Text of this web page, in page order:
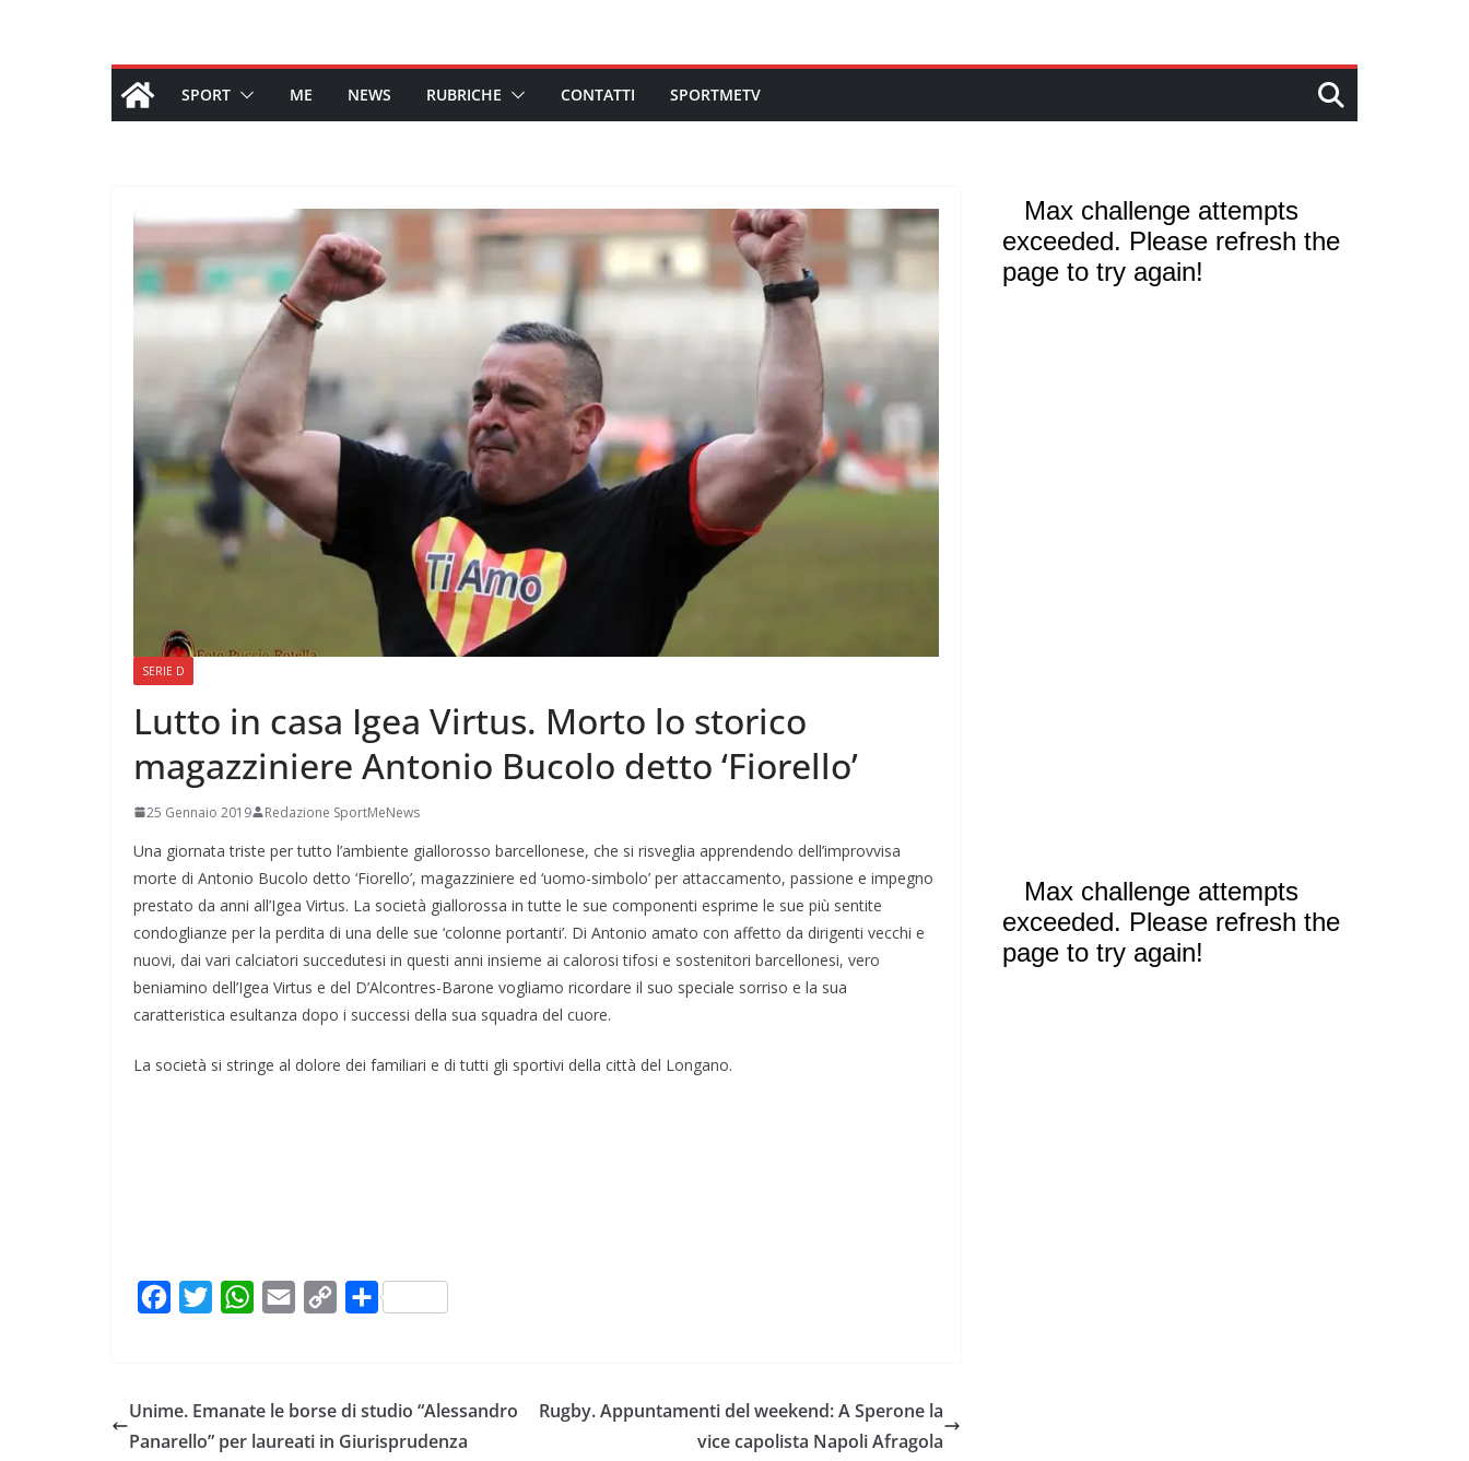
SPORT ME NEWS RUBRICHE CONTATTI SPORTMETV
SERIE D
Lutto in casa Igea Virtus. Morto lo storico
magazziniere Antonio Bucolo detto ‘Fiorello’
25 Gennaio 2019 Redazione SportMeNews
Una giornata triste per tutto l’ambiente giallorosso barcellonese, che si risveglia apprendendo dell’improvvisa
morte di Antonio Bucolo detto ‘Fiorello’, magazziniere ed ‘uomo-simbolo’ per attaccamento, passione e impegno
prestato da anni all’Igea Virtus. La società giallorossa in tutte le sue componenti esprime le sue più sentite
condoglianze per la perdita di una delle sue ‘colonne portanti’. Di Antonio amato con affetto da dirigenti vecchi e
nuovi, dai vari calciatori succedutesi in questi anni insieme ai calorosi tifosi e sostenitori barcellonesi, vero
beniamino dell’Igea Virtus e del D’Alcontres-Barone vogliamo ricordare il suo speciale sorriso e la sua
caratteristica esultanza dopo i successi della sua squadra del cuore.
La società si stringe al dolore dei familiari e di tutti gli sportivi della città del Longano.
W
s
C
Unime. Emanate le borse di studio “Alessandro
Panarello” per laureati in Giurisprudenza
Rugby. Appuntamenti del weekend: A Sperone la
vice capolista Napoli Afragola